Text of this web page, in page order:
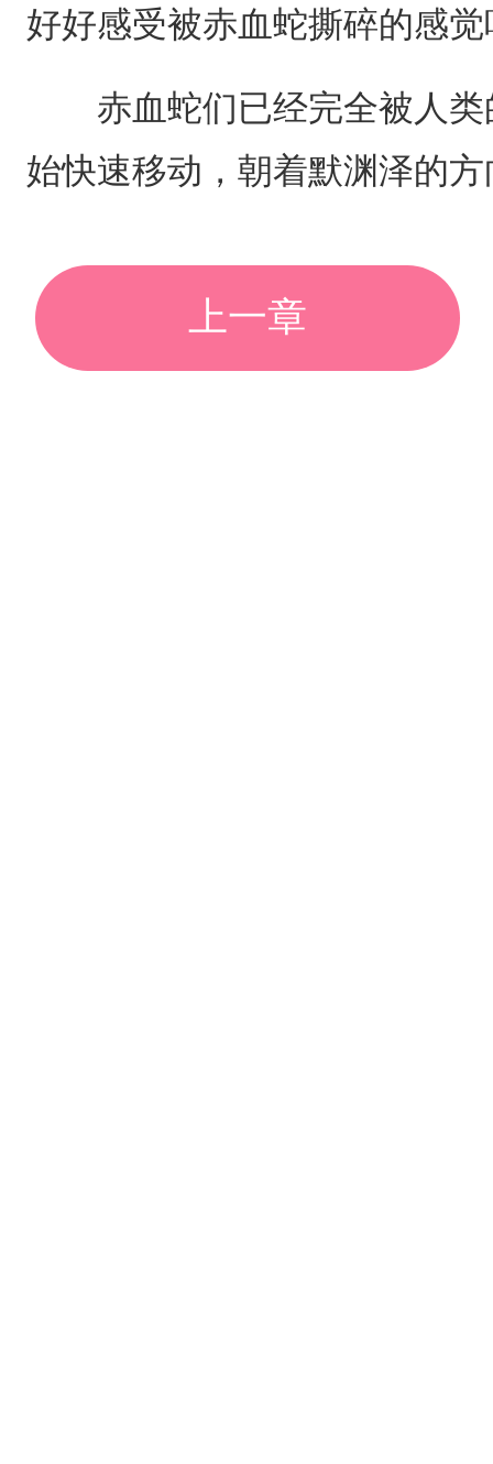
好好感受被赤血蛇撕碎的感觉
赤血蛇们已经完全被人类
始快速移动，朝着默渊泽的
上一章